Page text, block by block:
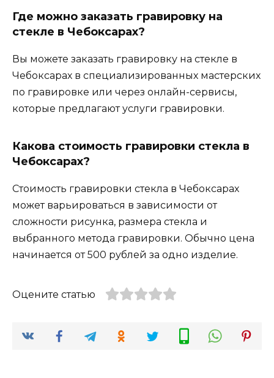
Где можно заказать гравировку на
стекле в Чебоксарах?
Вы можете заказать гравировку на стекле в
Чебоксарах в специализированных мастерских
по гравировке или через онлайн-сервисы,
которые предлагают услуги гравировки.
Какова стоимость гравировки стекла в
Чебоксарах?
Стоимость гравировки стекла в Чебоксарах
может варьироваться в зависимости от
сложности рисунка, размера стекла и
выбранного метода гравировки. Обычно цена
начинается от 500 рублей за одно изделие.
Оцените статью